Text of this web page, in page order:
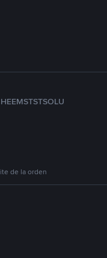
TSTSOLU
de la orden